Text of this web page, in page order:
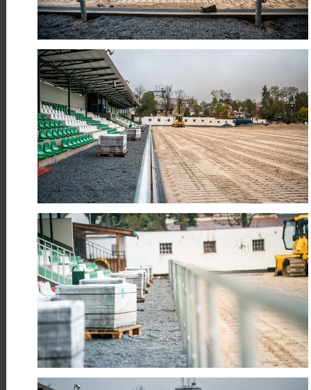
prostoru v obci Dříteč u Pardubic
Číst více
26
BŘE
Rekonstrukce požární nádrže v
Chloumku
Realizujeme rekonstrukci požární
nádrže v Chloumku u Libice nad
Doubravou